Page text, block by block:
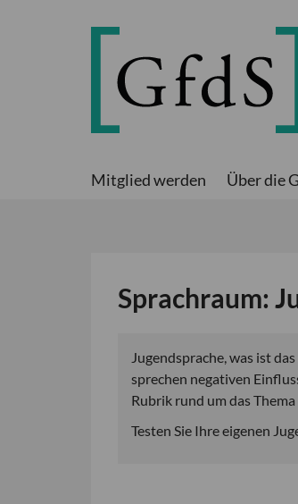
Mitglied werden Über die
Sprachraum:
Jugendsprache, was ist
sprechen negativen
Rubrik rund um das
Testen Sie Ihre eigenen